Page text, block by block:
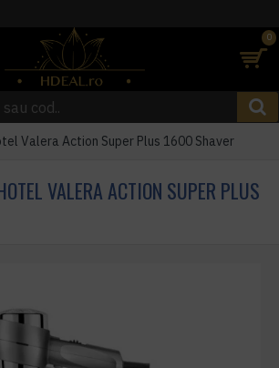
0
Valera Action Super Plus 1600 Shaver
VALERA ACTION SUPER PLUS